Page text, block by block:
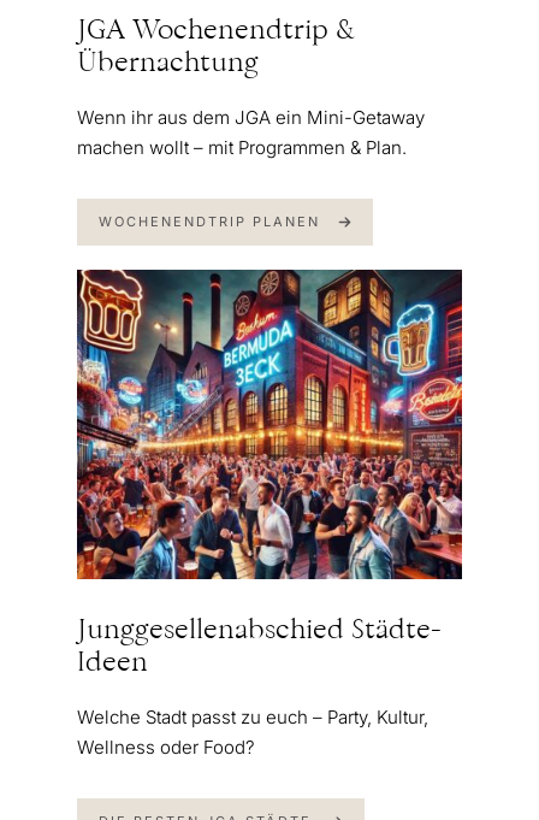
JGA Wochenendtrip &
Übernachtung
Wenn ihr aus dem JGA ein Mini-Getaway
machen wollt – mit Programmen & Plan.
WOCHENENDTRIP PLANEN
Junggesellenabschied Städte-
Ideen
Welche Stadt passt zu euch – Party, Kultur,
Wellness oder Food?